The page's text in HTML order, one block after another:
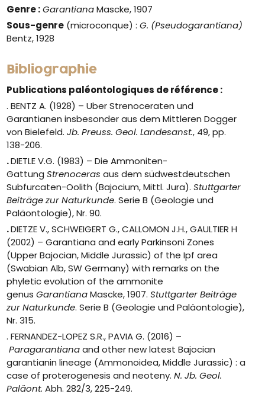
Genre : GarantianaMascke, 1907
Sous-genre (microconque) :G. (Pseudogarantiana)
Bentz, 1928
Bibliographie
Publications paléontologiques de référence :
. BENTZ A. (1928) – Uber Strenoceraten und
Garantianen insbesonder aus dem Mittleren Dogger
von Bielefeld.Jb. Preuss. Geol. Landesanst., 49, pp.
138-206.
.DIETLE V.G. (1983) – Die Ammoniten-
GattungStrenoceras aus dem südwestdeutschen
Subfurcaten-Oolith (Bajocium, Mittl. Jura).Stuttgarter
Beiträge zur Naturkunde. Serie B (Geologie und
Paläontologie), Nr. 90.
.DIETZE V., SCHWEIGERT G., CALLOMON J.H., GAULTIER H
(2002) – Garantiana and early Parkinsoni Zones
(Upper Bajocian, Middle Jurassic) of the Ipf area
(Swabian Alb, SW Germany) with remarks on the
phyletic evolution of the ammonite
genusGarantianaMascke, 1907.Stuttgarter Beiträge
zur Naturkunde. Serie B (Geologie und Paläontologie),
Nr. 315.
. FERNANDEZ-LOPEZ S.R., PAVIA G. (2016) –
Paragarantianaand other new latest Bajocian
garantianin lineage (Ammonoidea, Middle Jurassic) : a
case of proterogenesis and neoteny.N. Jb. Geol.
Paläont. Abh. 282/3, 225-249.